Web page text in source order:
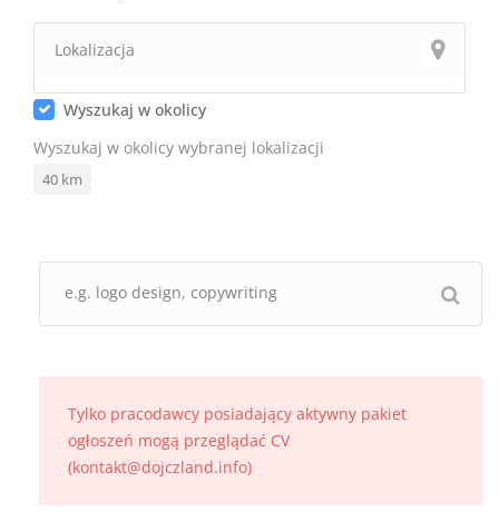
Wyszukaj w okolicy
Wyszukaj w okolicy wybranej lokalizacji
40 km
Tylko pracodawcy posiadający aktywny pakiet
ogłoszeń mogą przeglądać CV
(kontakt@dojczland.info)